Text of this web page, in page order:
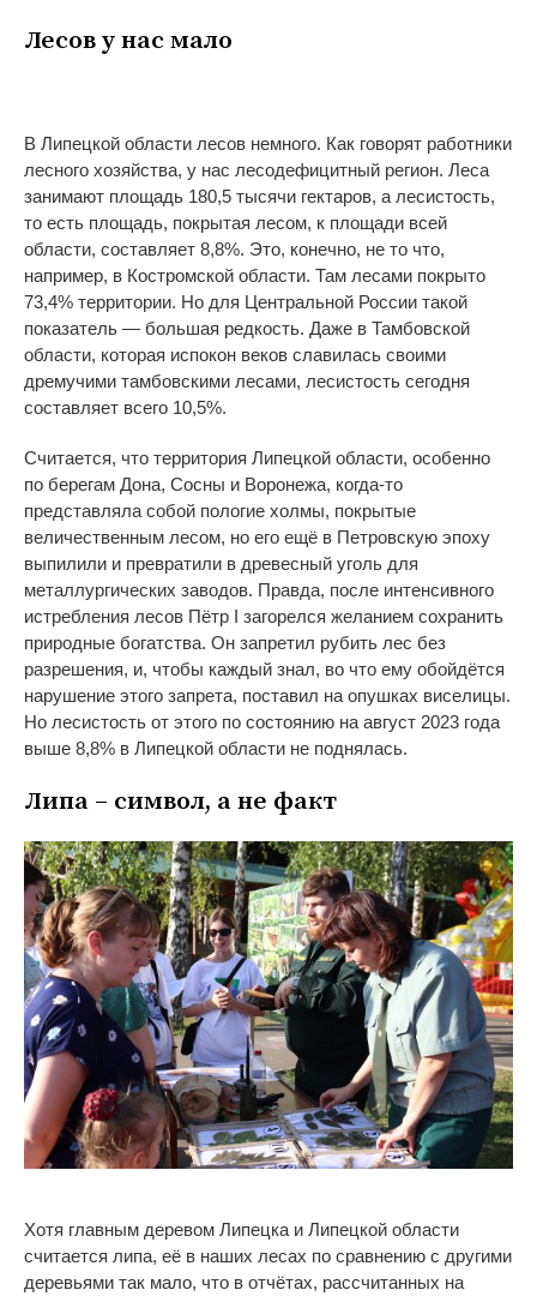
Лесов у нас мало
В Липецкой области лесов немного. Как говорят работники
лесного хозяйства, у нас лесодефицитный регион. Леса
занимают площадь 180,5 тысячи гектаров, а лесистость,
то есть площадь, покрытая лесом, к площади всей
области, составляет 8,8%. Это, конечно, не то что,
например, в Костромской области. Там лесами покрыто
73,4% территории. Но для Центральной России такой
показатель — большая редкость. Даже в Тамбовской
области, которая испокон веков славилась своими
дремучими тамбовскими лесами, лесистость сегодня
составляет всего 10,5%.
Считается, что территория Липецкой области, особенно
по берегам Дона, Сосны и Воронежа, когда-то
представляла собой пологие холмы, покрытые
величественным лесом, но его ещё в Петровскую эпоху
выпилили и превратили в древесный уголь для
металлургических заводов. Правда, после интенсивного
истребления лесов Пётр I загорелся желанием сохранить
природные богатства. Он запретил рубить лес без
разрешения, и, чтобы каждый знал, во что ему обойдётся
нарушение этого запрета, поставил на опушках виселицы.
Но лесистость от этого по состоянию на август 2023 года
выше 8,8% в Липецкой области не поднялась.
Липа – символ, а не факт
Хотя главным деревом Липецка и Липецкой области
считается липа, её в наших лесах по сравнению с другими
деревьями так мало, что в отчётах, рассчитанных на